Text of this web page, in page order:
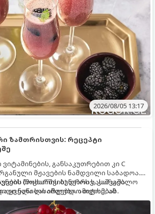
2026/08/05 13:17
ზამთრისთვის: რეცეპტი
განსაკუთრებით კი C
მჟავების ნამდვილი საბადოა.
(მოხარშვის) დროს სასარგებლო
ნაწილი იშლება. ამიტომ, ამ
შესანახად საუკეთესო გზა
- მოხარშვის გარეშე.
მოცხარის ბუნებრივ, კაშკაშა
ყველა სასარგებლო თვისებას.